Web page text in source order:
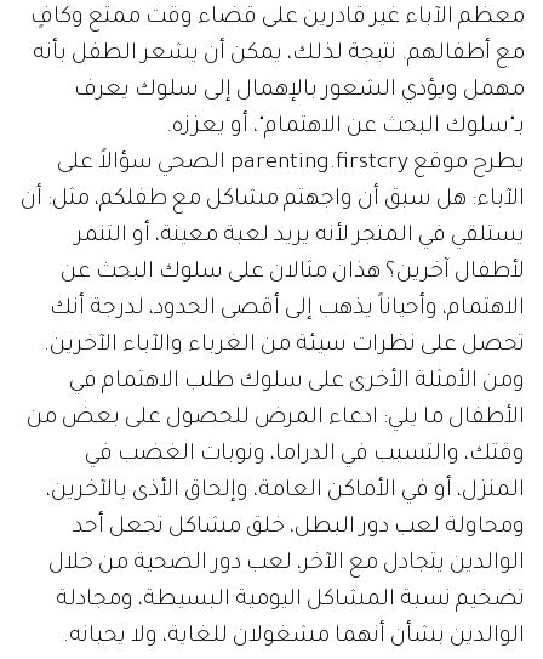
معظم الآباء غير قادرين على قضاء وقت ممتع وكافٍ
مع أطفالهم. نتيجة لذلك، يمكن أن يشعر الطفل بأنه
مهمل ويؤدي الشعور بالإهمال إلى سلوك يعرف
بـ"سلوك البحث عن الاهتمام"، أو يعززه.
يطرح موقع parenting.firstcry الصحي سؤالاً على
الآباء: هل سبق أن واجهتم مشاكل مع طفلكم، مثل: أن
يستلقي في المتجر لأنه يريد لعبة معينة، أو التنمر
لأطفال آخرين؟ هذان مثالان على سلوك البحث عن
الاهتمام، وأحياناً يذهب إلى أقصى الحدود، لدرجة أنك
تحصل على نظرات سيئة من الغرباء والآباء الآخرين.
ومن الأمثلة الأخرى على سلوك طلب الاهتمام في
الأطفال ما يلي: ادعاء المرض للحصول على بعض من
وقتك، والتسبب في الدراما، ونوبات الغضب في
المنزل، أو في الأماكن العامة، وإلحاق الأذى بالآخرين،
ومحاولة لعب دور البطل، خلق مشاكل تجعل أحد
الوالدين يتجادل مع الآخر، لعب دور الضحية من خلال
تضخيم نسبة المشاكل اليومية البسيطة، ومجادلة
الوالدين بشأن أنهما مشغولان للغاية، ولا يحبانه.